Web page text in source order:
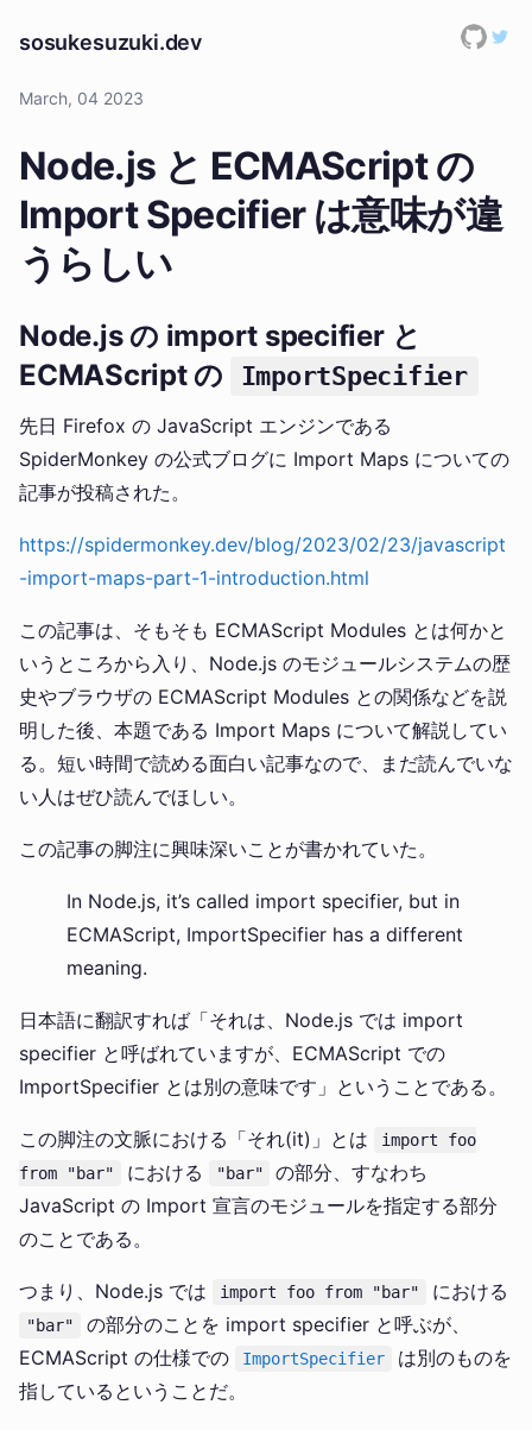
sosukesuzuki.dev
March, 04 2023
Node.js と ECMAScript の
Import Specifier は意味が違
うらしい
Node.js の import specifier と
ECMAScript の
ImportSpecifier
先日 Firefox の JavaScript エンジンである
SpiderMonkey の公式ブログに Import Maps についての
記事が投稿された。
https://spidermonkey.dev/blog/2023/02/23/javascript
-import-maps-part-1-introduction.html
この記事は、そもそも ECMAScript Modules とは何かと
いうところから入り、Node.js のモジュールシステムの歴
史やブラウザの ECMAScript Modules との関係などを説
明した後、本題である Import Maps について解説してい
る。短い時間で読める面白い記事なので、まだ読んでいな
い人はぜひ読んでほしい。
この記事の脚注に興味深いことが書かれていた。
In Node.js, it’s called import specifier, but in
ECMAScript, ImportSpecifier has a different
meaning.
日本語に翻訳すれば「それは、Node.js では import
specifier と呼ばれていますが、ECMAScript での
ImportSpecifier とは別の意味です」ということである。
この脚注の文脈における「それ(it)」とは
import foo
from "bar"
における "bar"
の部分、すなわち
JavaScript の Import 宣言のモジュールを指定する部分
のことである。
つまり、Node.js では import foo from "bar" における
"bar"
の部分のことを import specifier と呼ぶが、
ECMAScript の仕様での
ImportSpecifier
は別のものを
指しているということだ。